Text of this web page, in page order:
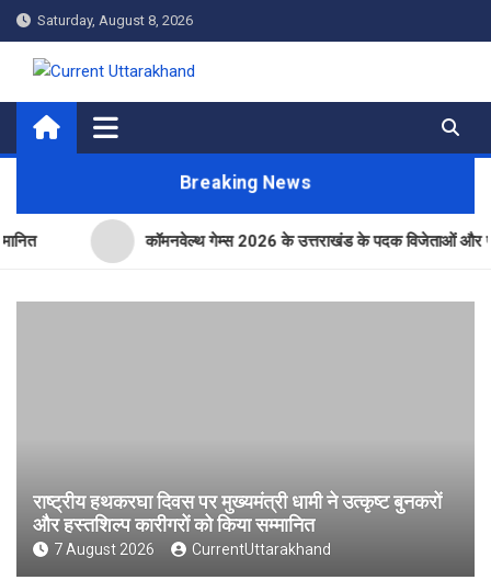
Skip
to
content
Saturday, August 8, 2026
Current Uttarakhand
Breaking News
कॉमनवेल्थ गेम्स 2026 के उत्तराखंड के पदक विजेताओं और प्रशिक्षकों
राष्ट्रीय हथकरघा दिवस पर मुख्यमंत्री धामी ने उत्कृष्ट बुनकरों
और हस्तशिल्प कारीगरों को किया सम्मानित
7 August 2026 CurrentUttarakhand